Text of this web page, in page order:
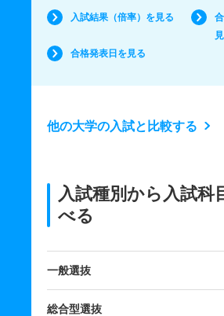
入試結果（倍率）を見る
合格発表日を見る
他の大学の入試と比較する
入試種別から入試科
べる
一般選抜
総合型選抜